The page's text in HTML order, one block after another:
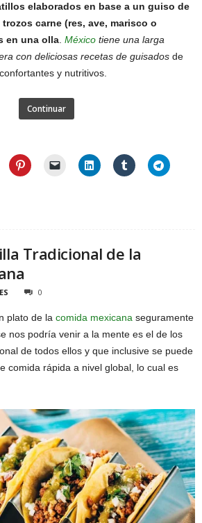
elaborados en base a un guiso de
carne (res, ave, marisco o
en una olla México tiene una larga
con deliciosas recetas de guisados de
y nutritivos.
Continuar
Tradicional de la
0
plato de la comida mexicana seguramente
nos podría venir a la mente es el de los
de todos ellos y que inclusive se puede
comida rápida a nivel global, lo cual es